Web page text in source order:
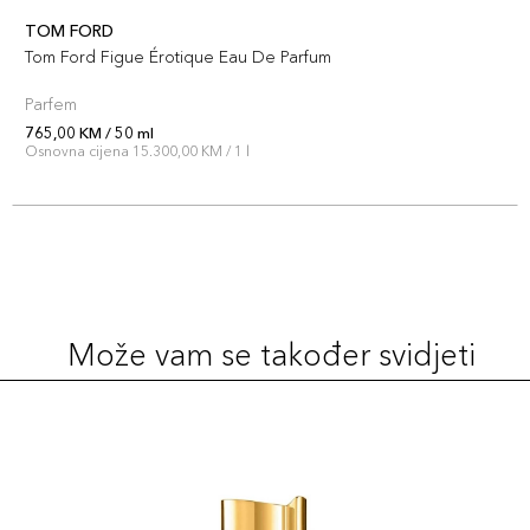
TOM FORD
Tom Ford Figue Érotique Eau De Parfum
Parfem
765,00 KM / 50 ml
Osnovna cijena 15.300,00 KM / 1 l
Može vam se također svidjeti